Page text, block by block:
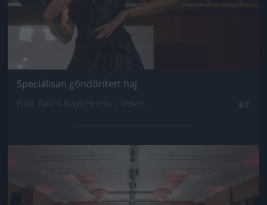
Speciálisan göndörített haj
Jön még kép!